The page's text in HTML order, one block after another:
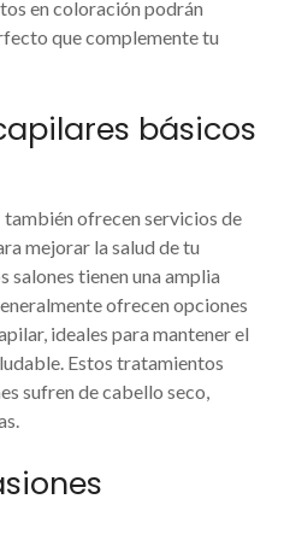
en coloración podrán
que complemente tu
básicos
también ofrecen servicios de
mejorar la salud de tu
salones tienen una amplia
ofrecen opciones
ideales para mantener el
Estos tratamientos
sufren de cabello seco,